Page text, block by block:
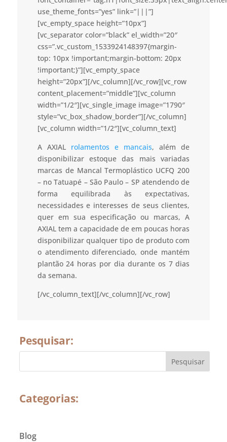
use_theme_fonts=”yes” link=”|||”]
[vc_empty_space height=”10px”]
[vc_separator color=”black” el_width=”20″
css=”.vc_custom_1533924148397{margin-
top: 10px !important;margin-bottom: 20px
!important;}”][vc_empty_space
height=”20px”][/vc_column][/vc_row][vc_row
content_placement=”middle”][vc_column
width=”1/2″][vc_single_image image=”1790″
style=”vc_box_shadow_border”][/vc_column]
[vc_column width=”1/2″][vc_column_text]
A AXIAL rolamentos e mancais, além de
disponibilizar estoque das mais variadas
marcas de Mancal Termoplástico UCFQ 200
– no Tatuapé – São Paulo – SP atendendo de
forma equilibrada às expectativas,
necessidades e interesses de seus clientes,
quer em sua especificação ou marcas, A
AXIAL tem a capacidade de em poucas horas
disponibilizar qualquer tipo de produto com
o atendimento diferenciado, onde mantém
plantão 24 horas por dia durante os 7 dias
da semana.
[/vc_column_text][/vc_column][/vc_row]
Pesquisar:
Categorias:
Blog